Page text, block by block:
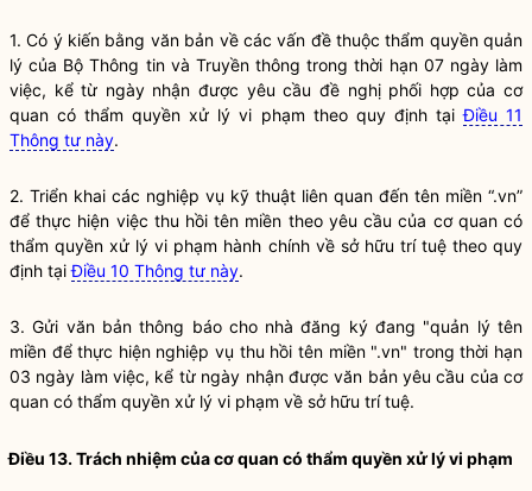
1. Có ý kiến bằng văn bản về các vấn đề thuộc thẩm quyềnquản
lý của Bộ Thông tin và Truyền thông trong thời hạn 07 ngày làm
việc, kể từ ngày nhận được yêu cầu đề nghị phối hợp của cơ
quan có thẩmquyền xử lý vi phạm theo quy định tạiĐiều 11
Thông tư này.
2. Triển khai các nghiệp vụ kỹ thuật liên quan đến tên miền “.vn”
để thực hiện việc thu hồi tên miền theo yêu cầu của cơ quan có
thẩmquyền xử lý vi phạm hành chính về sở hữu trí tuệ theo quy
định tạiĐiều 10 Thông tư này.
3. Gửi văn bản thông báo cho nhà đăng ký đang "quản lý tên
miền để thực hiện nghiệp vụ thu hồi tên miền ".vn" trong thời hạn
03 ngày làm việc, kể từ ngày nhận được văn bản yêu cầu của cơ
quan có thẩm quyền xử lý vi phạm về sở hữu trí tuệ.
Điều 13. Trách nhiệm của cơ quan có thẩm quyền xử lý vi phạm